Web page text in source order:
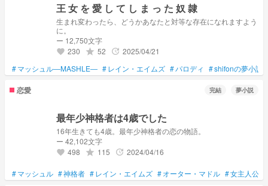
王 女 を 愛 し て し ま っ た 奴 隷
生まれ変わったら、どうかあなたと対等な存在になれますよう
に。
ー 12,750文字
favorite 230 grade 52 update 2025/04/21
#マッシュル―MASHLE― #レイン・エイムズ #パロディ #shifonの夢小説
恋愛 完結 夢小説
最年少神格者は4歳でした
16年生きても4歳。最年少神格者の恋の物語。
ー 42,102文字
favorite 498 grade 115 update 2024/04/16
#マッシュル #神格者 #レイン・エイムズ #オーター・マドル #女主人公